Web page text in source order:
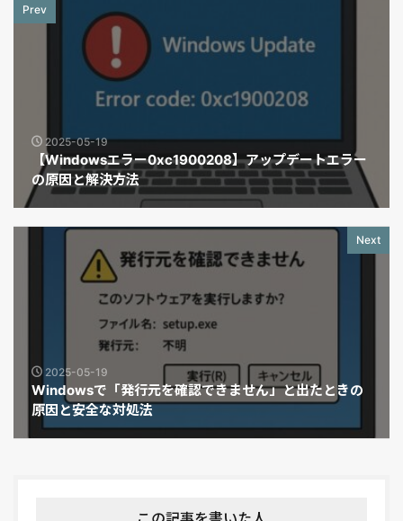
Prev
2025-05-19
【Windowsエラー0xc1900208】アップデートエラー
の原因と解決方法
Next
2025-05-19
Windowsで「発行元を確認できません」と出たときの
原因と安全な対処法